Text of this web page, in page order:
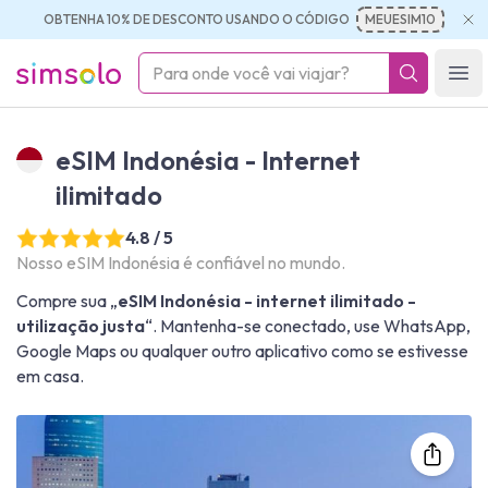
OBTENHA 10% DE DESCONTO USANDO O CÓDIGO MEUESIM10
simsolo
eSIM Indonésia - Internet
ilimitado
4.8 / 5
Nosso eSIM Indonésia é confiável no mundo.
Compre sua „eSIM Indonésia - internet ilimitado -
utilização justa“. Mantenha-se conectado, use WhatsApp,
Google Maps ou qualquer outro aplicativo como se estivesse
em casa.